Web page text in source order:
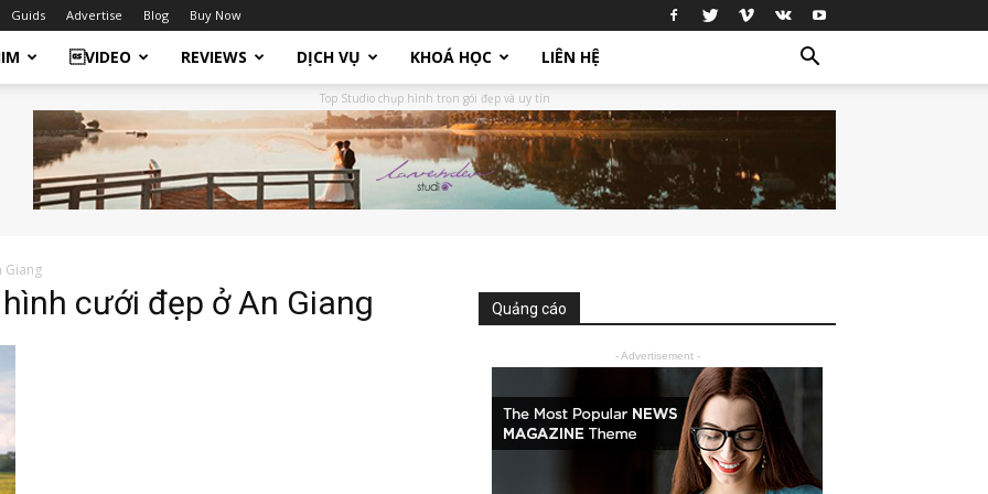
Guids Advertise Blog Buy Now
VIDEO REVIEWS DỊCH VỤ KHOÁ HỌC LIÊN HỆ
Top Studio chụp hình trọn gói đẹp và uy tín
Giang
cưới đẹp ở An Giang Quảng cáo
- Advertisement -